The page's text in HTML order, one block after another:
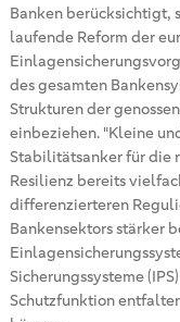
Banken berücksichtigt,
laufende Reform der
des gesamten
Strukturen der
einbeziehen. "Kleine
Stabilitätsanker für die
Resilienz bereits
differenzierteren
Bankensektors stärker
Sicherungssysteme
Schutzfunktion